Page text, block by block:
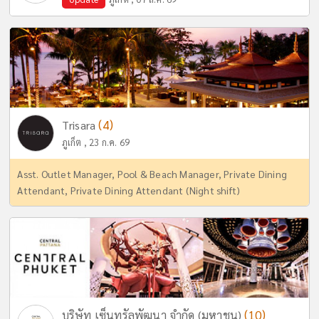
Trisara(4)
ภูเก็ต , 23 ก.ค. 69
Asst. Outlet Manager, Pool & Beach Manager, Private Dining
Attendant, Private Dining Attendant (Night shift)
บริษัท เซ็นทรัลพัฒนา จำกัด (มหาชน)(10)